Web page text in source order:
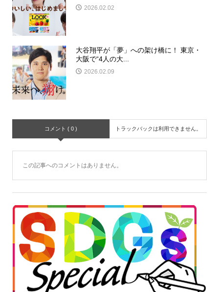
2026.02.02
大谷翔平が「夢」への架け橋に！ 東京・
大阪で“4人の大...
2026.02.09
コメント ( 0 ) トラックバックは利用できません。
この記事へのコメントはありません。